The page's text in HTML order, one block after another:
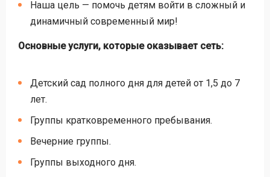
Наша цель — помочь детям войти в сложный и
динамичный современный мир!
Основные услуги, которые оказывает сеть:
Детский сад полного дня для детей от 1,5 до 7
лет.
Группы кратковременного пребывания.
Вечерние группы.
Группы выходного дня.